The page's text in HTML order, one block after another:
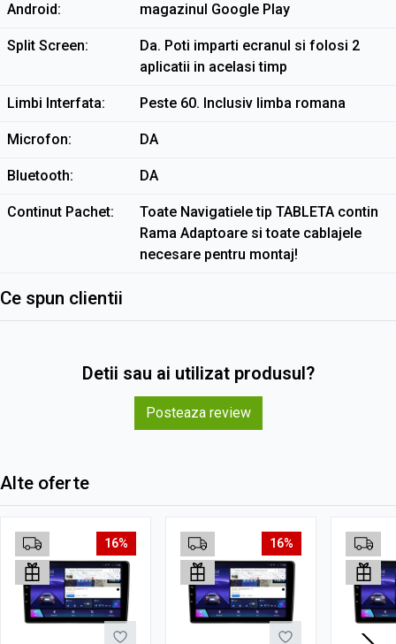
Android
magazinul Google Play
Split Screen
Da. Poti imparti ecranul si folosi 2
aplicatii in acelasi timp
Limbi Interfata Peste 60. Inclusiv limba romana
Microfon DA
Bluetooth DA
Continut Pachet
Toate Navigatiele tip TABLETA contin
Rama Adaptoare si toate cablajele
necesare pentru montaj!
Ce spun clientii
Detii sau ai utilizat produsul?
Posteaza review
Alte oferte
16% 16%